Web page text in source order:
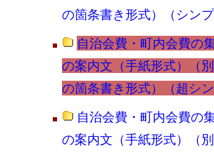
の箇条書き形式）（シンプ
自治会費・町内会費の
の案内文（手紙形式）（
の箇条書き形式）（超シン
自治会費・町内会費の
の案内文（手紙形式）（